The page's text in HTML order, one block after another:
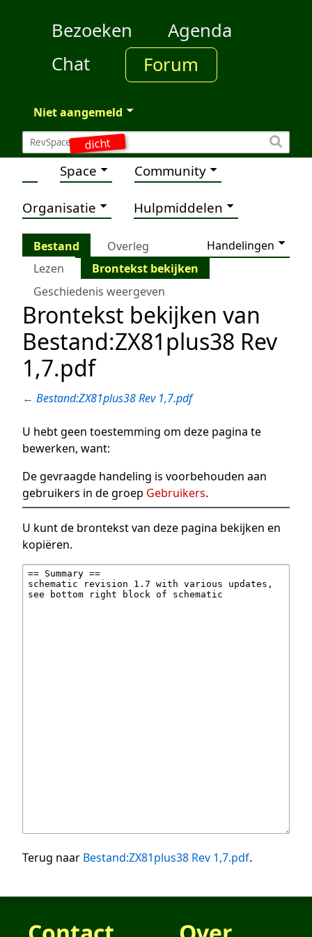
dicht
Bezoeken
Agenda
Chat
Forum
Niet aangemeld
Space Community
Organisatie Hulpmiddelen
Bestand Overleg
Handelingen
Lezen
Brontekst bekijken
Geschiedenis weergeven
Brontekst bekijken van
Bestand:ZX81plus38 Rev
1,7.pdf
← Bestand:ZX81plus38 Rev 1,7.pdf
U hebt geen toestemming om deze pagina te
bewerken, want:
De gevraagde handeling is voorbehouden aan
gebruikers in de groep Gebruikers.
U kunt de brontekst van deze pagina bekijken en
kopiëren.
Terug naar Bestand:ZX81plus38 Rev 1,7.pdf.